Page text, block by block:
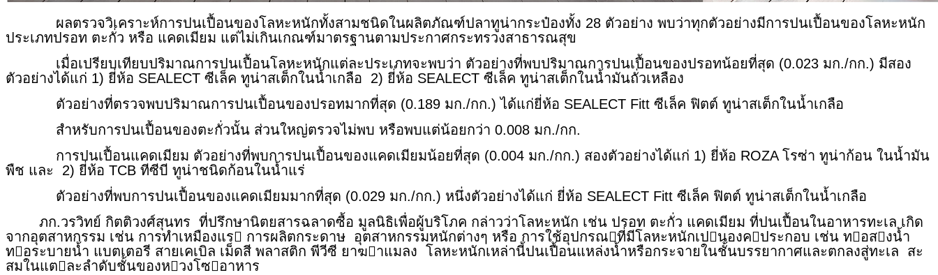
ผลตรวจวิเคราะห์การปนเปื้อนของโลหะหนักทั้งสามชนิดในผลิตภัณฑ์ปลาทูน่ากระป๋องทั้ง 28 ตัวอย่าง พบว่าทุกตัวอย่างมีการปนเปื้อนของโลหะหนัก
ประเภทปรอท ตะกั่ว หรือ แคดเมียม แต่ไม่เกินเกณฑ์มาตรฐานตามประกาศกระทรวงสาธารณสุข
เมื่อเปรียบเทียบปริมาณการปนเปื้อนโลหะหนักแต่ละประเภทจะพบว่า ตัวอย่างที่พบปริมาณการปนเปื้อนของปรอทน้อยที่สุด (0.023 มก./กก.) มีสอง
ตัวอย่างได้แก่ 1) ยี่ห้อ SEALECT ซีเล็ค ทูน่าสเต็กในน้ำเกลือ 2) ยี่ห้อ SEALECT ซีเล็ค ทูน่าสเต็กในน้ำมันถั่วเหลือง
ตัวอย่างที่ตรวจพบปริมาณการปนเปื้อนของปรอทมากที่สุด (0.189 มก./กก.) ได้แก่ยี่ห้อ SEALECT Fitt ซีเล็ค ฟิตต์ ทูน่าสเต็กในน้ำเกลือ
สำหรับการปนเปื้อนของตะกั่วนั้น ส่วนใหญ่ตรวจไม่พบ หรือพบแต่น้อยกว่า 0.008 มก./กก.
การปนเปื้อนแคดเมียม ตัวอย่างที่พบการปนเปื้อนของแคดเมียมน้อยที่สุด (0.004 มก./กก.) สองตัวอย่างได้แก่ 1) ยี่ห้อ ROZA โรซ่า ทูน่าก้อน ในน้ำมัน
พืช และ 2) ยี่ห้อ TCB ทีซีบี ทูน่าชนิดก้อนในน้ำแร่
ตัวอย่างที่พบการปนเปื้อนของแคดเมียมมากที่สุด (0.029 มก./กก.) หนึ่งตัวอย่างได้แก่ ยี่ห้อ SEALECT Fitt ซีเล็ค ฟิตต์ ทูน่าสเต็กในน้ำเกลือ
ภก.วรวิทย์ กิตติวงศ์สุนทร ที่ปรึกษานิตยสารฉลาดซื้อ มูลนิธิเพื่อผู้บริโภค กล่าวว่าโลหะหนัก เช่น ปรอท ตะกั่ว แคดเมียม ที่ปนเปื้อนในอาหารทะเล เกิด
จากอุตสาหกรรม เช่น การทําเหมืองแร การผลิตกระดาษ อุตสาหกรรมหนักต่างๆ หรือ การใช้อุปกรณที่มีโลหะหนักเปนองคประกอบ เช่น ทอสงน้ำ
ทอระบายน้ำ แบตเตอรี สายเคเบิล เม็ดสี พลาสติก พีวีซี ยาฆาแมลง โลหะหนักเหล่านี้ปนเปื้อนแหล่งน้ำหรือกระจายในชั้นบรรยากาศและตกลงสู่ทะเล สะ
สมในแตละลําดับชั้นของหวงโซอาหาร